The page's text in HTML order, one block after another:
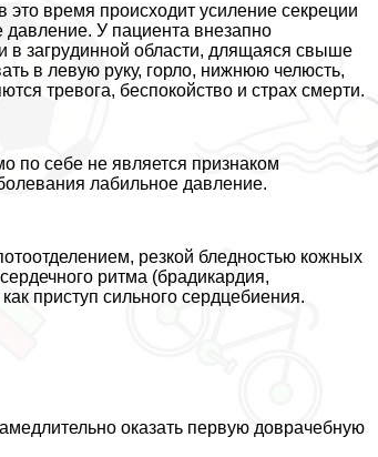
это время происходит усиление секреции
У пациента внезапно
в загpyдинной области, длящаяся свыше
в левую руку, горло, нижнюю челюсть,
тревога, беспокойство и страх cмepти.
по себе не является признаком
лабильное давление.
резкой бледностью кожных
ритма (брадикардия,
приступ сильного сердцебиения.
оказать первую доврачебную